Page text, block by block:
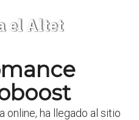
el Altet
online, ha llegado al sitio